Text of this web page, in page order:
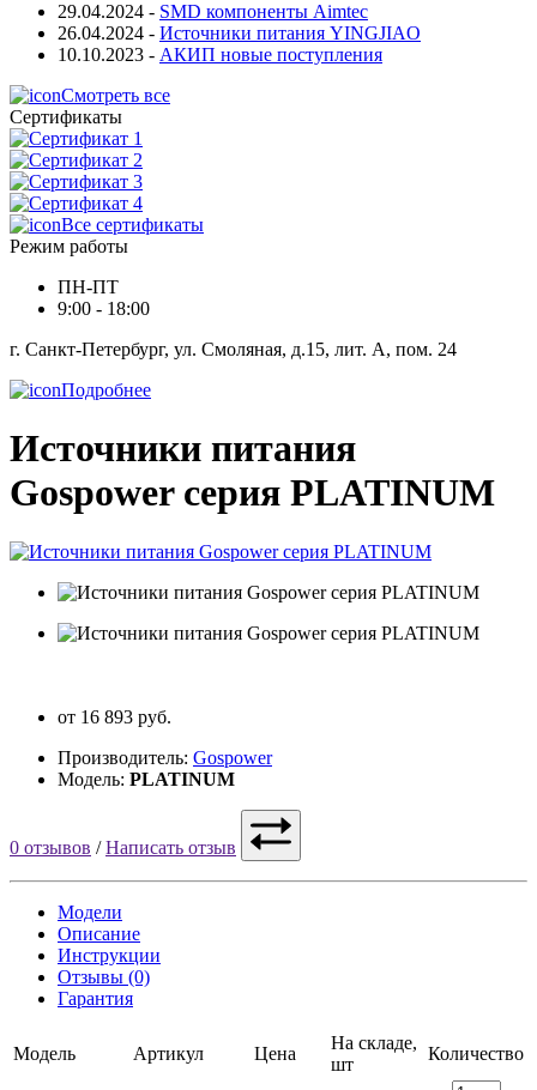
29.04.2024 - SMD компоненты Aimtec
26.04.2024 - Источники питания YINGJIAO
10.10.2023 - АКИП новые поступления
Смотреть все
Сертификаты
Все сертификаты
Режим работы
ПН-ПТ
9:00 - 18:00
г. Санкт-Петербург, ул. Смоляная, д.15, лит. А, пом. 24
Подробнее
Источники питания
Gospower серия PLATINUM
от 16 893 руб.
Производитель: Gospower
Модель: PLATINUM
0 отзывов /Написать отзыв
Модели
Описание
Инструкции
Отзывы (0)
Гарантия
Модель Артикул Цена
На складе,
шт
Количество